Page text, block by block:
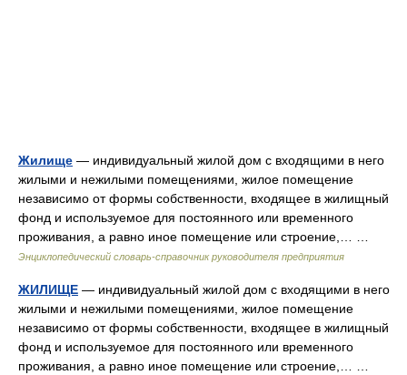
Жилище — индивидуальный жилой дом с входящими в него
жилыми и нежилыми помещениями, жилое помещение
независимо от формы собственности, входящее в жилищный
фонд и используемое для постоянного или временного
проживания, а равно иное помещение или строение,… …
Энциклопедический словарь-справочник руководителя предприятия
ЖИЛИЩЕ — индивидуальный жилой дом с входящими в него
жилыми и нежилыми помещениями, жилое помещение
независимо от формы собственности, входящее в жилищный
фонд и используемое для постоянного или временного
проживания, а равно иное помещение или строение,… …